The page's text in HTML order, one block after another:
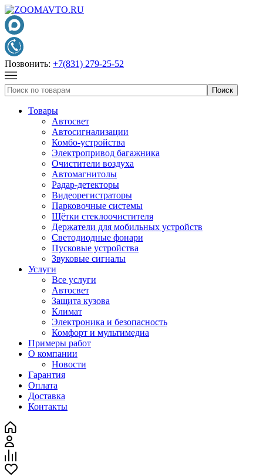
Позвонить: +7(831) 279-25-52
Товары
Автосвет
Автосигнализации
Комбо-устройства
Электропривод багажника
Очистители воздуха
Автомагнитолы
Радар-детекторы
Видеорегистраторы
Парковочные системы
Щётки стеклоочистителя
Держатели для мобильных устройств
Светодиодные фонари
Пусковые устройства
Звуковые сигналы
Услуги
Все услуги
Автосвет
Защита кузова
Климат
Электроника и безопасность
Комфорт и мультимедиа
Примеры работ
О компании
Новости
Гарантия
Оплата
Доставка
Контакты